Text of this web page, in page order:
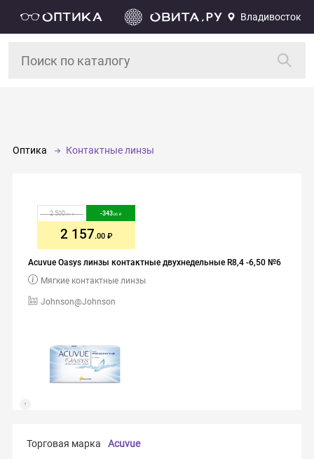
Владивосток
Оптика Контактные линзы
Acuvue Oasys линзы контактные двухнедельные R8,4 -6,50 №6
Johnson@Johnson
Мягкие контактные линзы
2 500.00 -343.00
2 157.00
Торговая марка
Acuvue